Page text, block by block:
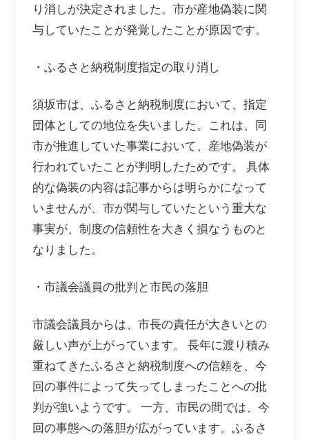
り消しが決定されました。市が産地偽装に関
与していたことが発覚したことが原因です。
・ふるさと納税制度指定の取り消し
須坂市は、ふるさと納税制度において、指定
団体としての地位を失いました。これは、同
市が推進していた事業において、産地偽装が
行われていたことが判明したためです。 具体
的な偽装の内容は記事からは明らかになって
いませんが、市が関与していたという重大な
事実が、制度の信頼性を大きく損なうものと
なりました。
・市議会議員の批判と市民の落胆
市議会議員からは、市長の責任が大きいとの
厳しい声が上がっています。 長年に渡り積み
重ねてきたふるさと納税制度への信頼を、今
回の事件によって失ってしまったことへの批
判が強いようです。 一方、市民の間では、今
回の事態への落胆が広がっています。ふるさ